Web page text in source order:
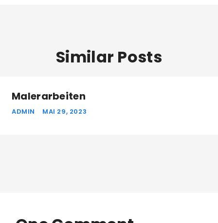
Similar Posts
Malerarbeiten
ADMIN MAI 29, 2023